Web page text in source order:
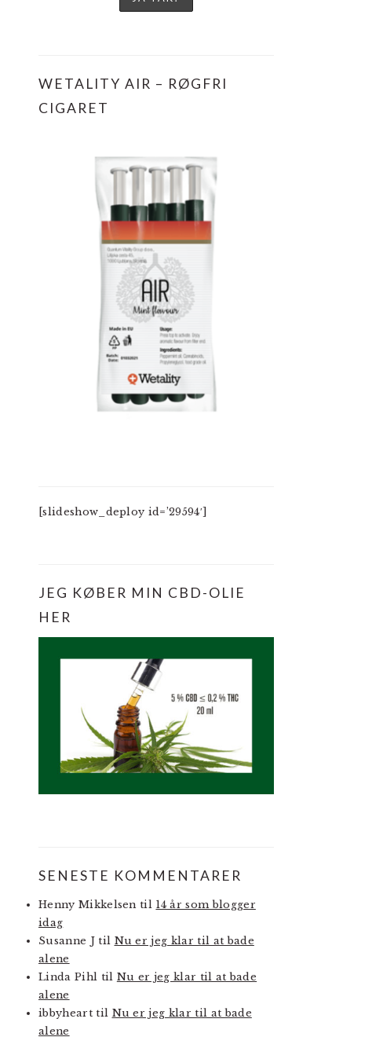
WETALITY AIR – RØGFRI
CIGARET
[slideshow_deploy id=’29594′]
JEG KØBER MIN CBD-OLIE
HER
SENESTE KOMMENTARER
Henny Mikkelsen til 14 år som blogger
idag
Susanne Jtil Nu er jeg klar til at bade
alene
Linda Pihl til Nu er jeg klar til at bade
alene
ibbyhearttil Nu er jeg klar til at bade
alene